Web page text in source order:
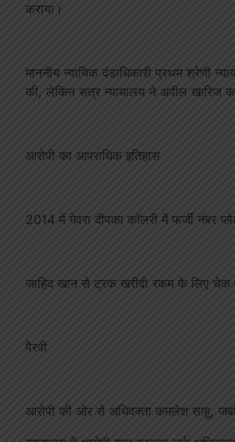
कराया।
माननीय न्यायिक दंडाधिकारी प्रथम श्रेणी
की, लेकिन सत्र न्यायालय ने अपील खारिज
आरोपी का आपराधिक इतिहास
2014 में गेवरा दीपका कॉलरी में फर्जी नंबर
जाहिद खान से ट्रक खरीदी रकम के लिए
पैरवी
आरोपी की ओर से अधिवक्ता कमलेश साहू,